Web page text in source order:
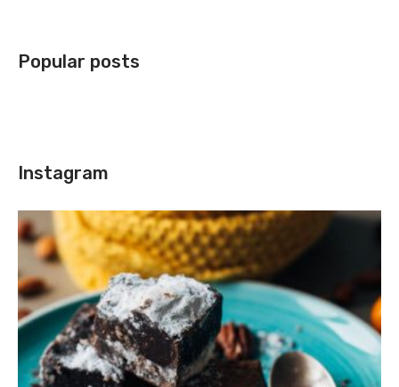
Popular posts
Instagram